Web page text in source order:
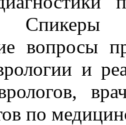
Спикеры
вопросы
и
по